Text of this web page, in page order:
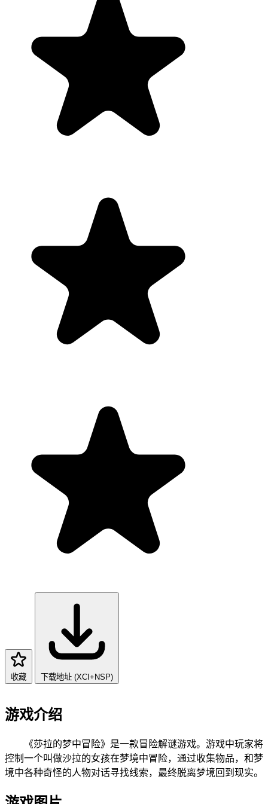
收藏 下载地址 (XCI+NSP)
游戏介绍
《莎拉的梦中冒险》是一款冒险解谜游戏。游戏中玩家将
控制一个叫做沙拉的女孩在梦境中冒险，通过收集物品，和梦
境中各种奇怪的人物对话寻找线索，最终脱离梦境回到现实。